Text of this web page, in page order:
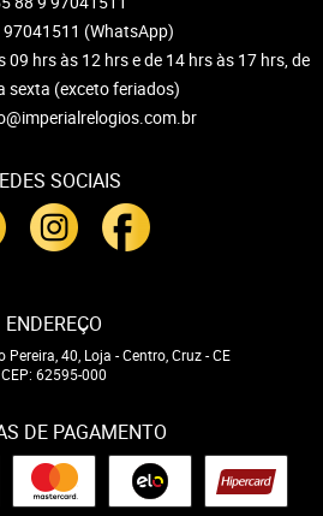
(WhatsApp)
hrs às 12 hrs e de 14 hrs às 17 hrs, de
sexta (exceto feriados)
SOCIAIS
ENDEREÇO
Pereira, 40, Loja -Centro, Cruz-CE
CEP: 62595-000
DE PAGAMENTO